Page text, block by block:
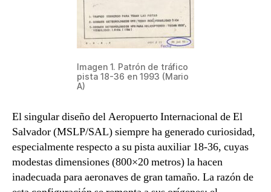
Imagen 1. Patrón de tráfico
pista 18-36 en 1993 (Mario
A)
El singular diseño del Aeropuerto Internacional de El
Salvador (MSLP/SAL) siempre ha generado curiosidad,
especialmente respecto a su pista auxiliar 18-36, cuyas
modestas dimensiones (800×20 metros) la hacen
inadecuada para aeronaves de gran tamaño. La razón de